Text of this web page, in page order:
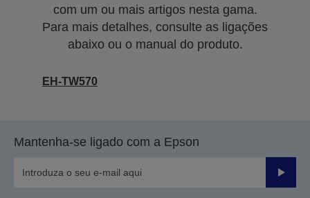
com um ou mais artigos nesta gama.
Para mais detalhes, consulte as ligações
abaixo ou o manual do produto.
EH-TW570
Mantenha-se ligado com a Epson
Enviar